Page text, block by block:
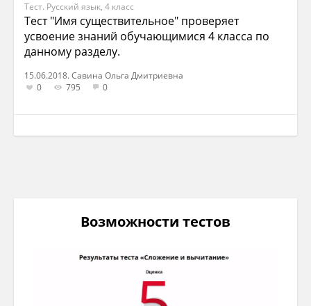
Тест. Русский язык, 4 класс
Тест "Имя существительное" проверяет
усвоение знаний обучающимися 4 класса по
данному разделу.
15.06.2018. Савина Ольга Дмитриевна
0
795 0
Возможности тестов